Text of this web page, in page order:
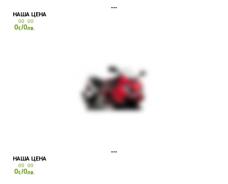
0
00
€/0
00
лв.
0
00
€/0
00
лв.